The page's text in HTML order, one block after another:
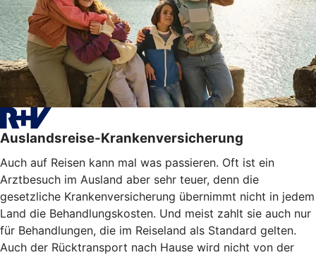
Auslandsreise-Krankenversicherung
Auch auf Reisen kann mal was passieren. Oft ist ein
Arztbesuch im Ausland aber sehr teuer, denn die
gesetzliche Krankenversicherung übernimmt nicht in jedem
Land die Behandlungskosten. Und meist zahlt sie auch nur
für Behandlungen, die im Reiseland als Standard gelten.
Auch der Rücktransport nach Hause wird nicht von der